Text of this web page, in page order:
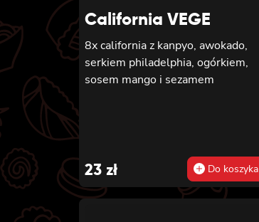
California VEGE
8x california z kanpyo, awokado,
serkiem philadelphia, ogórkiem,
sosem mango i sezamem
23 zł Do koszyka